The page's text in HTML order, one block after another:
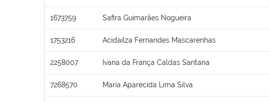
1673759 Safira Guimarães Nogueira
1753216 Acidailza Fernandes Mascarenhas
2258007 Ivana da França Caldas Santana
7268570 Maria Aparecida Lima Silva